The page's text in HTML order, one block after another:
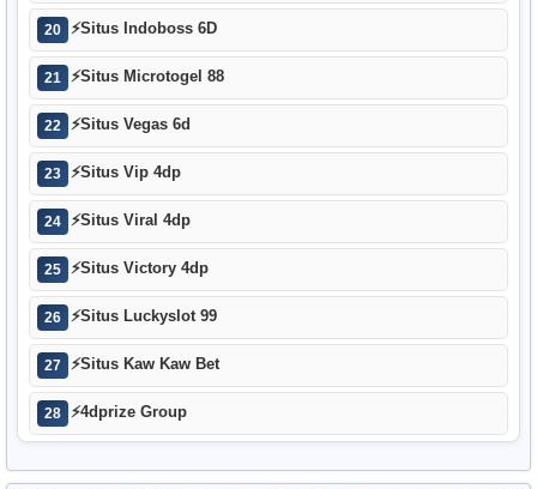
20 ⚡Situs Indoboss 6D
21 ⚡Situs Microtogel 88
22 ⚡Situs Vegas 6d
23 ⚡Situs Vip 4dp
24 ⚡Situs Viral 4dp
25 ⚡Situs Victory 4dp
26 ⚡Situs Luckyslot 99
27 ⚡Situs Kaw Kaw Bet
28 ⚡4dprize Group